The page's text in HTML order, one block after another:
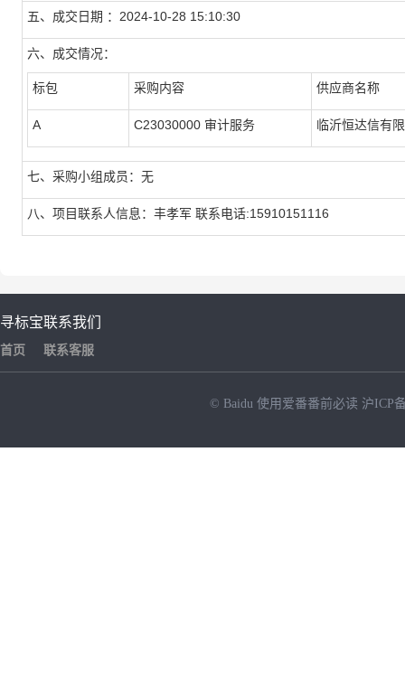
五、成交日期 ：2024-10-28 15:10:30
六、成交情况：
标包 采购内容 供应商名称
A C23030000 审计服务 临沂恒达信有
七、采购小组成员：无
八、项目联系人信息：丰孝军 联系电话:15910151116
寻标宝
首页
联系我们
联系客服
© Baidu 使用爱番番前必读 沪ICP